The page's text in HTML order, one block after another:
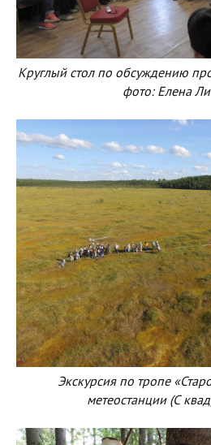
Круглый стол по обсуждению
фото: Елена
Экскурсия по тропе
метеостанции (С